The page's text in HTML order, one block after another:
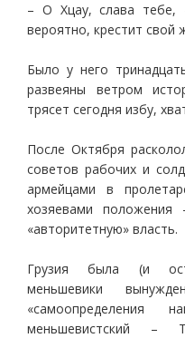
– О Хцау, слава тебе,
вероятно, крестит свой
Было у него
развеяны ветром
трясет сегодня избу,
После Октября
советов рабочих и
армейцами в
хозяевами
«авторитетную» власть.
Грузия была (и
меньшевики
«самоопределения
меньшевистский –